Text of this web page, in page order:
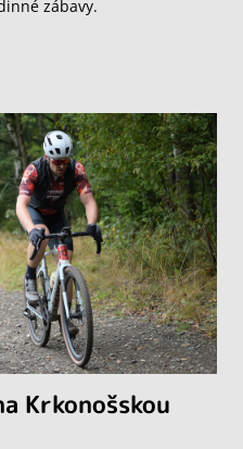
zábavy.
Krkonošskou